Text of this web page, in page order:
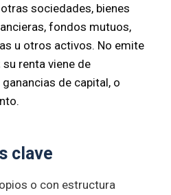
sociedades, bienes
fondos mutuos,
u otros activos. No emite
renta viene de
de capital, o
clave
o con estructura